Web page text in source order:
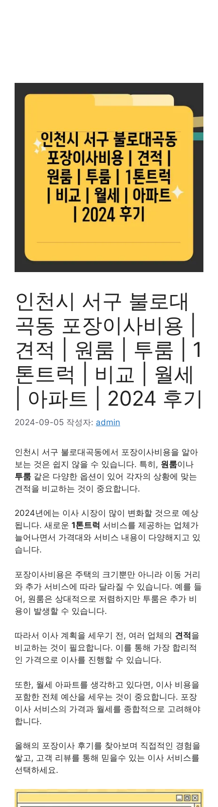
인천시 서구 불로대
곡동 포장이사비용 |
견적 | 원룸 | 투룸 | 1
톤트럭 | 비교 | 월세
| 아파트 | 2024 후기
2024-09-05 작성자: admin
인천시 서구 불로대곡동에서 포장이사비용을 알아
보는 것은 쉽지 않을 수 있습니다. 특히, 원룸이나
투룸 같은 다양한 옵션이 있어 각자의 상황에 맞는
견적을 비교하는 것이 중요합니다.
2024년에는 이사 시장이 많이 변화할 것으로 예상
됩니다. 새로운 1톤트럭 서비스를 제공하는 업체가
늘어나면서 가격대와 서비스 내용이 다양해지고 있
습니다.
포장이사비용은 주택의 크기뿐만 아니라 이동 거리
와 추가 서비스에 따라 달라질 수 있습니다. 예를 들
어, 원룸은 상대적으로 저렴하지만 투룸은 추가 비
용이 발생할 수 있습니다.
따라서 이사 계획을 세우기 전, 여러 업체의 견적 을
비교하는 것이 필요합니다. 이를 통해 가장 합리적
인 가격으로 이사를 진행할 수 있습니다.
또한, 월세 아파트를 생각하고 있다면, 이사 비용을
포함한 전체 예산을 세우는 것이 중요합니다. 포장
이사 서비스의 가격과 월세를 종합적으로 고려해야
합니다.
올해의 포장이사 후기를 찾아보며 직접적인 경험을
쌓고, 고객 리뷰를 통해 믿을수 있는 이사 서비스를
선택하세요.